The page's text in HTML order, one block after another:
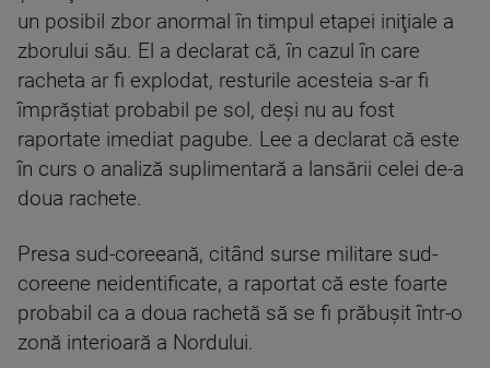
un posibil zbor anormal în timpul etapei iniţiale a
zborului său. El a declarat că, în cazul în care
racheta ar fi explodat, resturile acesteia s-ar fi
împrăştiat probabil pe sol, deşi nu au fost
raportate imediat pagube. Lee a declarat că este
în curs o analiză suplimentară a lansării celei de-a
doua rachete.
Presa sud-coreeană, citând surse militare sud-
coreene neidentificate, a raportat că este foarte
probabil ca a doua rachetă să se fi prăbuşit într-o
zonă interioară a Nordului.